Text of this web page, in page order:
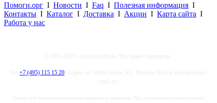
Помоги.орг I Новости I Faq I Полезная информация I
Контакты I Каталог I Доставка I Акции I Карта сайта I
Работа у нас
+7 (495) 115 15 20